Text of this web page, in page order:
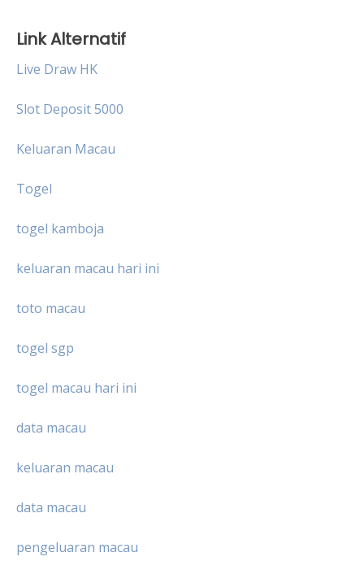
Link Alternatif
Live Draw HK
Slot Deposit 5000
Keluaran Macau
Togel
togel kamboja
keluaran macau hari ini
toto macau
togel sgp
togel macau hari ini
data macau
keluaran macau
data macau
pengeluaran macau